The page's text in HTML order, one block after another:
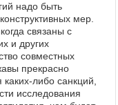
надо быть
мер.
связаны с
и других
совместных
прекрасно
либо санкций,
исследования